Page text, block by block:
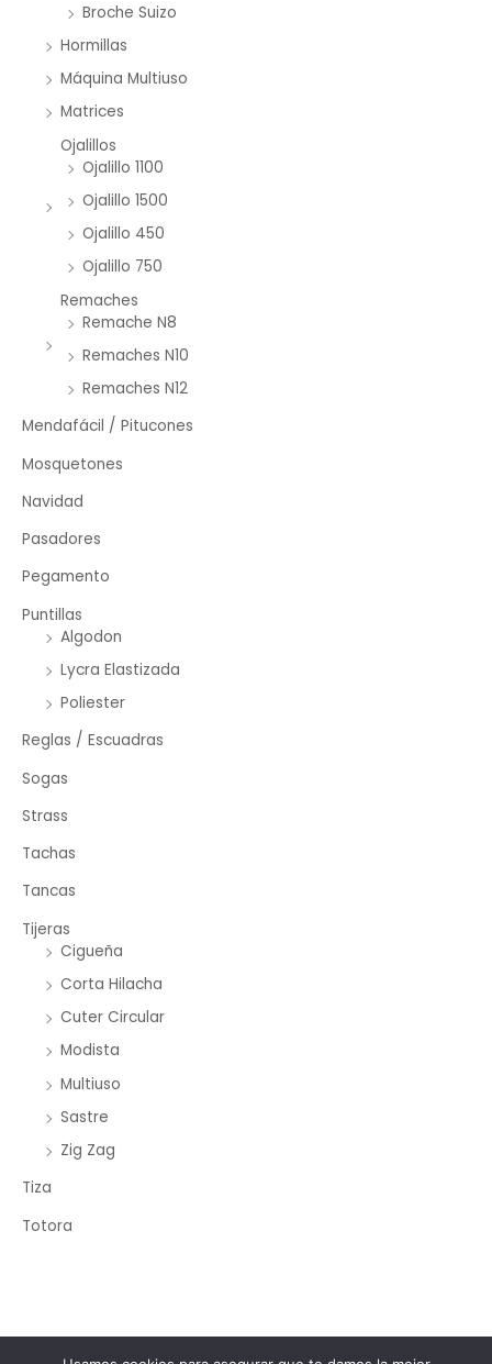
Broche Suizo
Hormillas
Máquina Multiuso
Matrices
Ojalillos
Ojalillo 1100
Ojalillo 1500
Ojalillo 450
Ojalillo 750
Remaches
Remache N8
Remaches N10
Remaches N12
Mendafácil / Pitucones
Mosquetones
Navidad
Pasadores
Pegamento
Puntillas
Algodon
Lycra Elastizada
Poliester
Reglas / Escuadras
Sogas
Strass
Tachas
Tancas
Tijeras
Cigueña
Corta Hilacha
Cuter Circular
Modista
Multiuso
Sastre
Zig Zag
Tiza
Totora